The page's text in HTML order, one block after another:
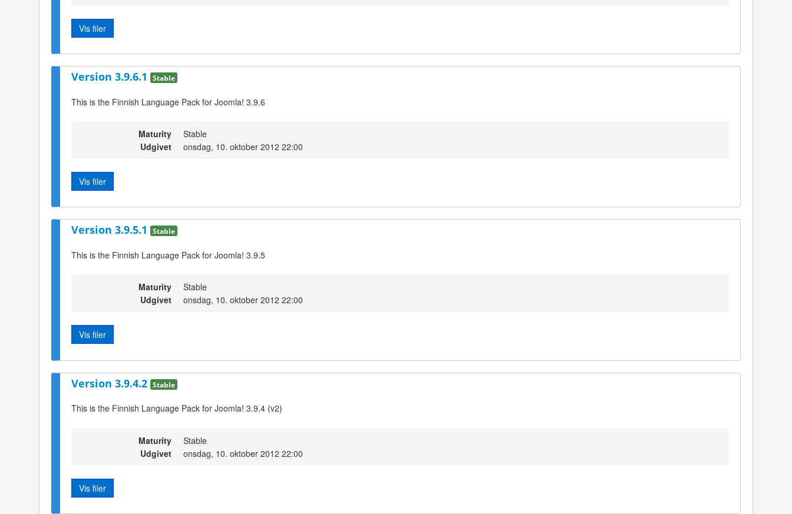
Vis filer
Version 3.9.6.1 Stable
This is the Finnish Language Pack for Joomla! 3.9.6
Maturity
Stable
Udgivet
onsdag, 10. oktober 2012 22:00
Vis filer
Version 3.9.5.1 Stable
This is the Finnish Language Pack for Joomla! 3.9.5
Maturity
Stable
Udgivet
onsdag, 10. oktober 2012 22:00
Vis filer
Version 3.9.4.2 Stable
This is the Finnish Language Pack for Joomla! 3.9.4 (v2)
Maturity
Stable
Udgivet
onsdag, 10. oktober 2012 22:00
Vis filer